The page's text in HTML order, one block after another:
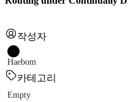
작성자
Haebom
카테고리
Empty